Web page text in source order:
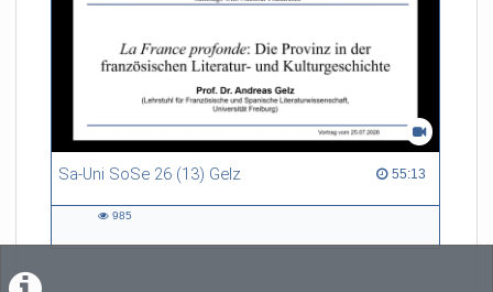
Sa-Uni SoSe 26 (13) Gelz 55:13
55:13 duration
985